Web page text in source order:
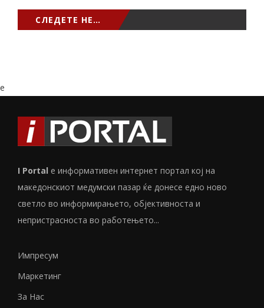
СЛЕДЕТЕ НЕ…
e
I Portal е информативен интернет портал кој на
македонскиот медумски пазар ќе донесе едно ново
светло во информирањето, објективноста и
непристрасноста во работењето...
Импресум
Маркетинг
За Нас